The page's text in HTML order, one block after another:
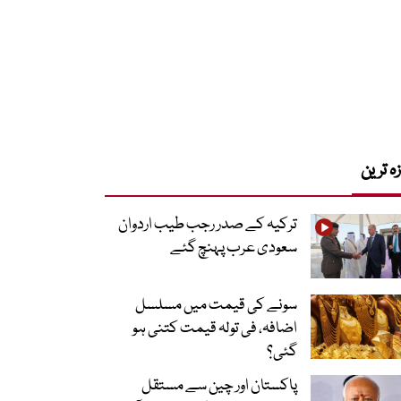
ترین
ترکیہ کے صدر رجب طیب اردوان
سعودی عرب پہنچ گئے
سونے کی قیمت میں مسلسل
اضافہ، فی تولہ قیمت کتنی ہو
گئی؟
پاکستان اور چین سے مستقل